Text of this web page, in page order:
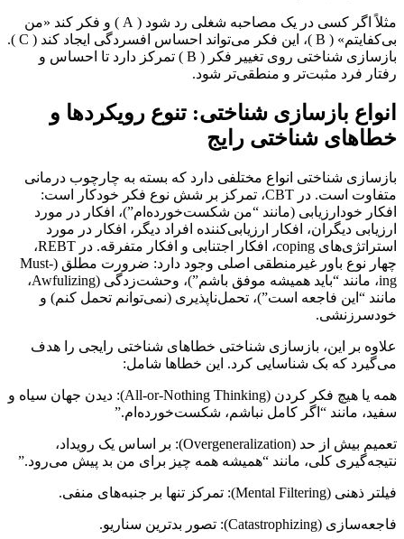
مثلاً اگر کسی در یک مصاحبه شغلی رد شود ( A ) و فکر کند «من
بی‌کفایتم» ( B )، این فکر می‌تواند احساس افسردگی ایجاد کند ( C ).
بازسازی شناختی روی تغییر فکر ( B ) تمرکز دارد تا احساس و
رفتار فرد مثبت‌تر و منطقی‌تر شود.
انواع بازسازی شناختی: تنوع رویکردها و
خطاهای شناختی رایج
بازسازی شناختی انواع مختلفی دارد که بسته به چارچوب درمانی
متفاوت است. در CBT، تمرکز بر شش نوع فکر خودکار است:
افکار خودارزیابی (مانند “من شکست‌خورده‌ام”)، افکار در مورد
ارزیابی دیگران، افکار ارزیابی‌کننده افراد دیگر، افکار در مورد
استراتژی‌های coping، افکار اجتنابی و افکار متفرقه. در REBT،
چهار نوع باور غیرمنطقی اصلی وجود دارد: ضرورت مطلق (Must-
ing، مانند “باید همیشه موفق باشم”)، وحشت‌زدگی (Awfulizing،
مانند “این فاجعه است”)، تحمل‌ناپذیری (نمی‌توانم تحمل کنم) و
خودسرزنشی.
علاوه بر این، بازسازی شناختی خطاهای شناختی رایجی را هدف
می‌گیرد که بک شناسایی کرد. این خطاها شامل:
همه یا هیچ فکر کردن (All-or-Nothing Thinking): دیدن جهان سیاه و
سفید، مانند “اگر کامل نباشم، شکست‌خورده‌ام.”
تعمیم بیش از حد (Overgeneralization): بر اساس یک رویداد،
نتیجه‌گیری کلی، مانند “همیشه همه چیز برای من بد پیش می‌رود.”
فیلتر ذهنی (Mental Filtering): تمرکز تنها بر جنبه‌های منفی.
فاجعه‌سازی (Catastrophizing): تصور بدترین سناریو.